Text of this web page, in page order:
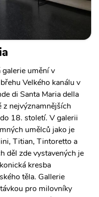
umění v
Velkého kanálu v
di Santa Maria della
z nejvýznamnějších
18. století. V galerii
umělců jako je
Titian, Tintoretto a
děl zde vystavených je
kresba
těla. Gallerie
pro milovníky